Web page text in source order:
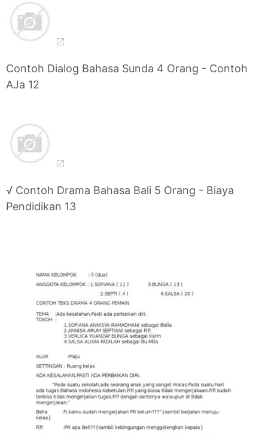
Contoh Dialog Bahasa Sunda 4 Orang - Contoh
AJa 12
√ Contoh Drama Bahasa Bali 5 Orang - Biaya
Pendidikan 13